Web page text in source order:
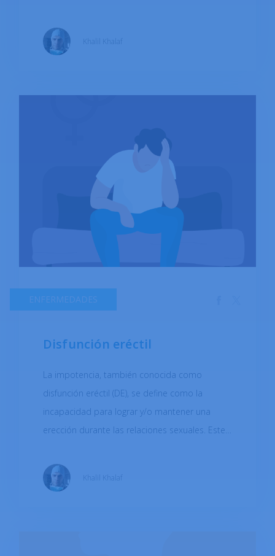
(sida). El VIH se transmite a través del contacto
con sangre, semen, fluidos vaginales o leche
madre infectada a su hijo durante el
embarazo, el parto o la lactancia. La
prevalencia del VIH hace que sea un tema
importante de discusión: a finales de 2021, se
estimaba que 38 millones de personas vivían
con esta enfermedad.
Khalil Khalaf
ENFERMEDADES
Disfunción eréctil
La impotencia, también conocida como
disfunción eréctil (DE), se define como la
incapacidad para lograr y/o mantener una
erección durante las relaciones sexuales. Este
persistente que afecta aproximadamente a un
tercio de los hombres en todo el mundo. Se
Khalil Khalaf